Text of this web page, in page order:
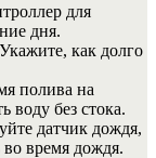
для
дня.
как долго
полива на
воду без стока.
датчик дождя,
во время дождя.